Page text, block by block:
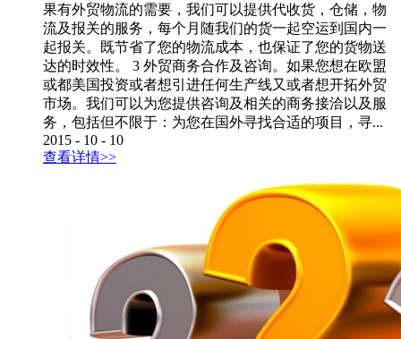
果有外贸物流的需要，我们可以提供代收货，仓储，物
流及报关的服务，每个月随我们的货一起空运到国内一
起报关。既节省了您的物流成本，也保证了您的货物送
达的时效性。 3 外贸商务合作及咨询。如果您想在欧盟
或都美国投资或者想引进任何生产线又或者想开拓外贸
市场。我们可以为您提供咨询及相关的商务接洽以及服
务，包括但不限于：为您在国外寻找合适的项目，寻...
2015 - 10 - 10
查看详情>>